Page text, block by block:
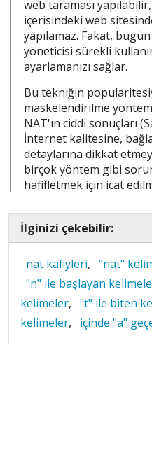
web taraması
içerisindeki web
yapılamaz. Fakat,
yöneticisi sürekli
ayarlamanızı sağlar.
Bu tekniğin
maskelendirilme
NAT'ın ciddi sonuçları
İnternet kalitesine,
detaylarına dikkat
birçok yöntem gibi
hafifletmek için icat
İlginizi çekebilir:
nat kafiyleri, "nat"
"n" ile başlayan
kelimeler, "t" ile biten
kelimeler, içinde "a"